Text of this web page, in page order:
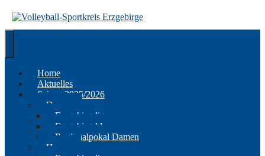
zum
Inhalt
Home
Aktuelles
Saison 2025/2026
Damen
Erzgebirgsliga
Erzgebirgsklasse
Regionalpokal Damen
Herren